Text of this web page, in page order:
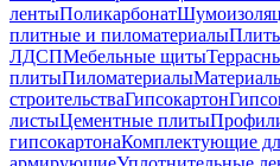
лентыПоликарбонат
плитные и пиломатериалы
ЛДСПМебельные щиты
плитыПиломатериалы
строительстваГипсокартон
листыЦементные плиты
гипсокартонаКомплектующие